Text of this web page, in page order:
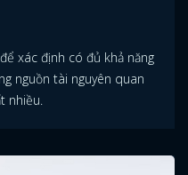
xác định có đủ khả năng
nguồn tài nguyên quan
nhiều.